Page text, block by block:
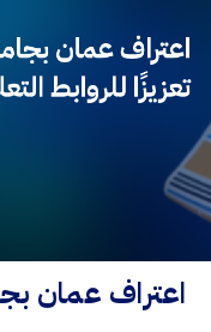
اعتراف عمان